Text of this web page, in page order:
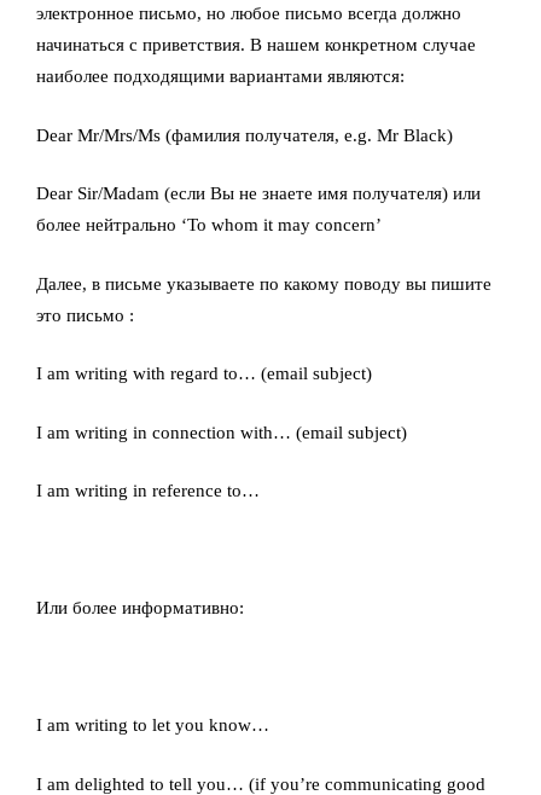
электронное письмо, но любое письмо всегда должно
начинаться с приветствия. В нашем конкретном случае
наиболее подходящими вариантами являются:
Dear Mr/Mrs/Ms (фамилия получателя, e.g. Mr Black)
Dear Sir/Madam (если Вы не знаете имя получателя) или
более нейтрально ‘To whom it may concern’
Далее, в письме указываете по какому поводу вы пишите
это письмо :
I am writing with regard to… (email subject)
I am writing in connection with… (email subject)
I am writing in reference to…
Или более информативно:
I am writing to let you know…
I am delighted to tell you… (if you’re communicating good